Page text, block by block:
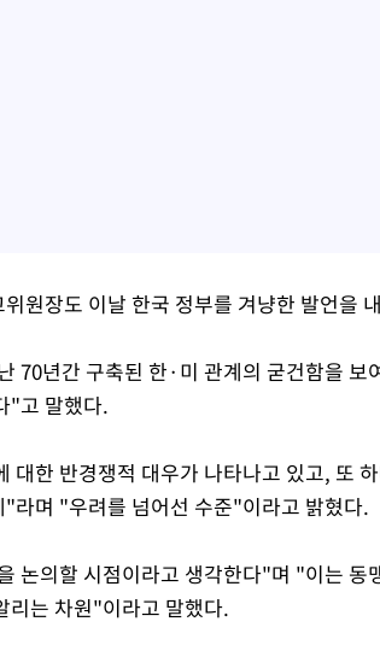
원장도 이날 한국 정부를 겨냥한 발언을
70년간 구축된 한·미 관계의 굳건함을
"고 말했다.
대한 반경쟁적 대우가 나타나고 있고, 또
라며 "우려를 넘어선 수준"이라고 밝혔다.
논의할 시점이라고 생각한다"며 "이는 동
리는 차원"이라고 말했다.